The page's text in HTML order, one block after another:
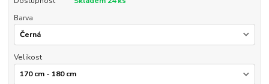
Barva
Velikost